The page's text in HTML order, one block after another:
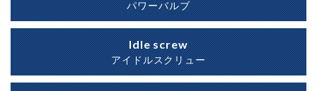
パワーバルブ
Idle screw
アイドルスクリュー